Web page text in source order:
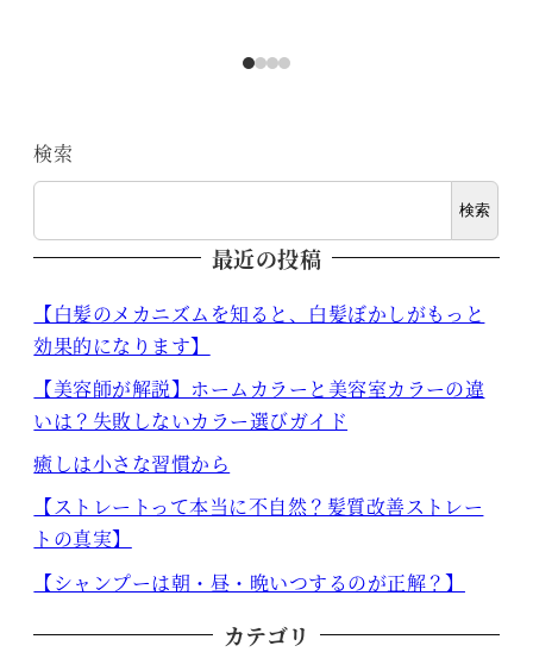
検索
検索
最近の投稿
【白髪のメカニズムを知ると、白髪ぼかしがもっと
効果的になります】
【美容師が解説】ホームカラーと美容室カラーの違
いは？失敗しないカラー選びガイド
癒しは小さな習慣から
【ストレートって本当に不自然？髪質改善ストレー
トの真実】
【シャンプーは朝・昼・晩いつするのが正解？】
カテゴリ